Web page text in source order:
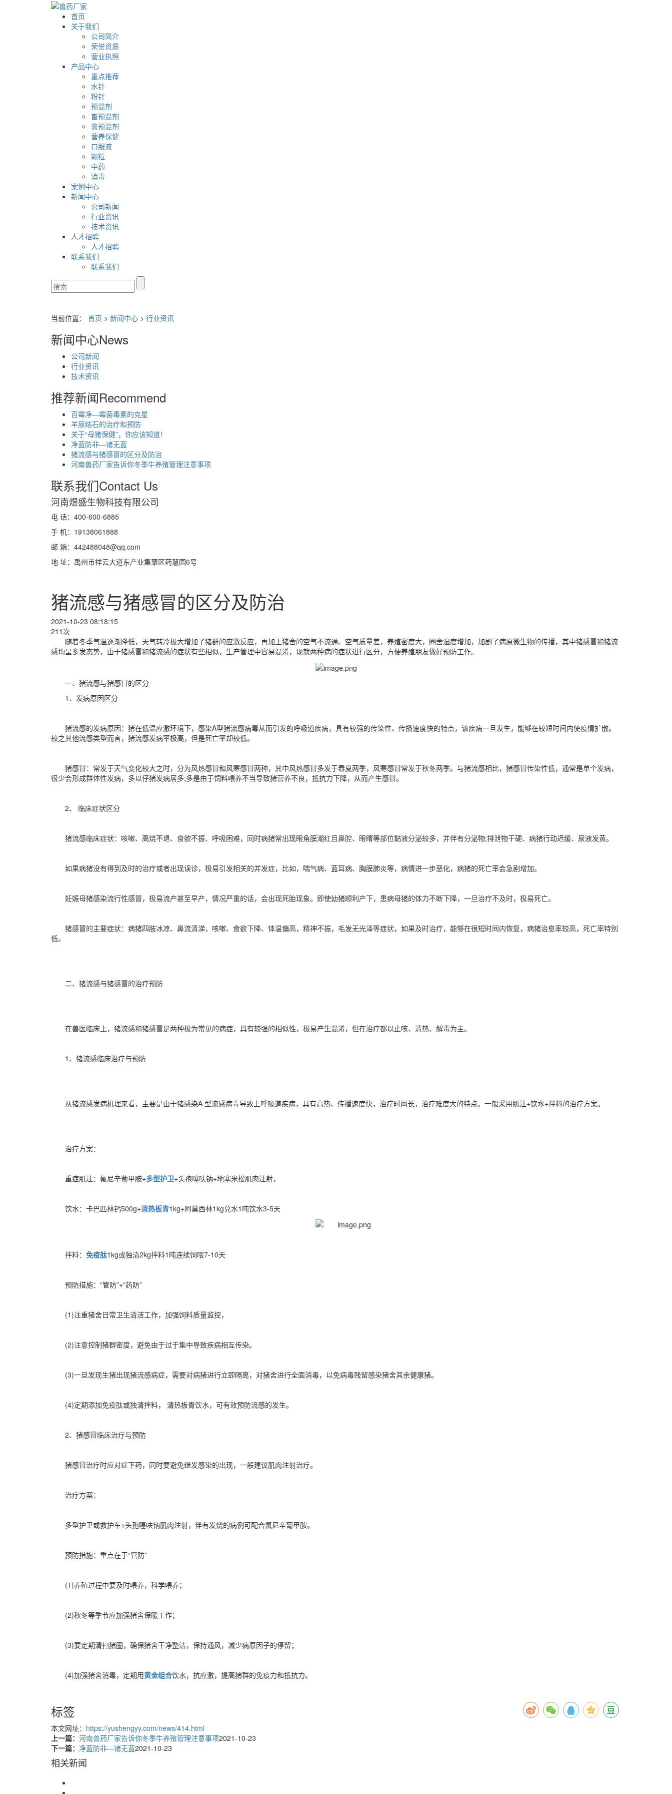
首页
关于我们
公司简介
荣誉资质
营业执照
产品中心
重点推荐
水针
粉针
预混剂
畜预混剂
禽预混剂
营养保健
口服液
颗粒
中药
消毒
案例中心
新闻中心
公司新闻
行业资讯
技术资讯
人才招聘
人才招聘
联系我们
联系我们
当前位置： 首页 > 新闻中心 > 行业资讯
新闻中心News
公司新闻
行业资讯
技术资讯
推荐新闻Recommend
百霉净—霉菌毒素的克星
羊尿结石的治疗和预防
关于“母猪保健”，你应该知道！
净蓝防非—诸无蓝
猪流感与猪感冒的区分及防治
河南兽药厂家告诉你冬季牛养殖管理注意事项
联系我们Contact Us
河南煜盛生物科技有限公司
电 话：400-600-6885
手 机：19138061888
邮 箱：442488048@qq.com
地 址：禹州市祥云大道东产业集聚区药慧园6号
猪流感与猪感冒的区分及防治
2021-10-23 08:18:15
211次
随着冬季气温逐渐降低，天气转冷极大增加了猪群的应激反应，再加上猪舍的空气不流通、空气质量差，养殖密度大，圈舍湿度增加，加剧了病原微生物的传播，其中猪感冒和猪流
感均呈多发态势，由于猪感冒和猪流感的症状有些相似，生产管理中容易混淆，现就两种病的症状进行区分，方便养殖朋友做好预防工作。
一、猪流感与猪感冒的区分
1、发病原因区分
猪流感的发病原因：猪在低温应激环境下，感染A型猪流感病毒从而引发的呼吸道疾病，具有较强的传染性、传播速度快的特点，该疾病一旦发生，能够在较短时间内使疫情扩散。
较之其他流感类型而言，猪流感发病率极高，但是死亡率却较低。
猪感冒：常发于天气变化较大之时，分为风热感冒和风寒感冒两种，其中风热感冒多发于春夏两季，风寒感冒常发于秋冬两季。与猪流感相比，猪感冒传染性低，通常是单个发病，
很少会形成群体性发病，多以仔猪发病居多;多是由于饲料喂养不当导致猪营养不良，抵抗力下降，从而产生感冒。
2、 临床症状区分
猪流感临床症状：咳嗽、高烧不退、食欲不振、呼吸困难，同时病猪常出现眼角膜潮红且鼻腔、眼睛等部位黏液分泌较多，并伴有分泌物;排泄物干硬、病猪行动迟缓、尿液发黄。
如果病猪没有得到及时的治疗或者出现误诊，极易引发相关的并发症，比如，喘气病、蓝耳病、胸膜肺炎等，病情进一步恶化，病猪的死亡率会急剧增加。
妊娠母猪感染流行性感冒，极易流产甚至早产，情况严重的话，会出现死胎现象。即使幼猪顺利产下，患病母猪的体力不断下降，一旦治疗不及时，极易死亡。
猪感冒的主要症状：病猪四肢冰凉、鼻流清涕，咳嗽、食欲下降、体温偏高，精神不振，毛发无光泽等症状，如果及时治疗，能够在很短时间内恢复，病猪治愈率较高，死亡率特别
低。
二、猪流感与猪感冒的治疗预防
在兽医临床上，猪流感和猪感冒是两种极为常见的病症，具有较强的相似性，极易产生混淆，但在治疗都以止咳、清热、解毒为主。
1、猪流感临床治疗与预防
从猪流感发病机理来看，主要是由于猪感染A 型流感病毒导致上呼吸道疾病，具有高热、传播速度快，治疗时间长，治疗难度大的特点。一般采用肌注+饮水+拌料的治疗方案。
治疗方案：
重症肌注：氟尼辛葡甲胺+多型护卫+头孢噻呋钠+地塞米松肌肉注射，
饮水：卡巴匹林钙500g+清热板青1kg+阿莫西林1kg兑水1吨饮水3-5天
拌料： 免疫肽1kg或独清2kg拌料1吨连续饲喂7-10天
预防措施：“管防”+“药防”
(1)注重猪舍日常卫生清洁工作，加强饲料质量监控，
(2)注意控制猪群密度，避免由于过于集中导致疾病相互传染。
(3)一旦发现生猪出现猪流感病症，需要对病猪进行立即隔离，对猪舍进行全面消毒，以免病毒残留感染猪舍其余健康猪。
(4)定期添加免疫肽或独清拌料， 清热板青饮水，可有效预防流感的发生。
2、猪感冒临床治疗与预防
猪感冒治疗时应对症下药，同时要避免继发感染的出现，一般建议肌肉注射治疗。
治疗方案：
多型护卫或救护车+头孢噻呋钠肌肉注射，伴有发烧的病例可配合氟尼辛葡甲胺。
预防措施：重点在于“管防”
(1)养殖过程中要及时喂养，科学喂养；
(2)秋冬等季节应加强猪舍保暖工作；
(3)要定期清扫猪圈，确保猪舍干净整洁，保持通风，减少病原因子的停留；
(4)加强猪舍消毒，定期用黄金组合饮水，抗应激，提高猪群的免疫力和抵抗力。
标签
本文网址： https://yushengyy.com/news/414.html
上一篇： 河南兽药厂家告诉你冬季牛养殖管理注意事项2021-10-23
下一篇： 净蓝防非—诸无蓝2021-10-23
相关新闻